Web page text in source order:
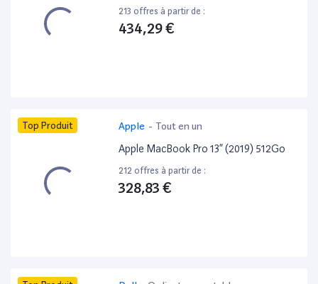
213 offres à partir de :
434,29 €
Top Produit Apple - Tout en un
Apple MacBook Pro 13” (2019) 512Go
212 offres à partir de :
328,83 €